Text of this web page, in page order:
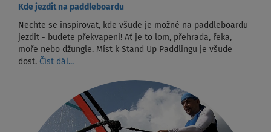
Kde jezdit na paddleboardu
Nechte se inspirovat, kde všude je možné na paddleboardu
jezdit - budete překvapeni! Ať je to lom, přehrada, řeka,
moře nebo džungle. Míst k Stand Up Paddlingu je všude
dost. Číst dál...